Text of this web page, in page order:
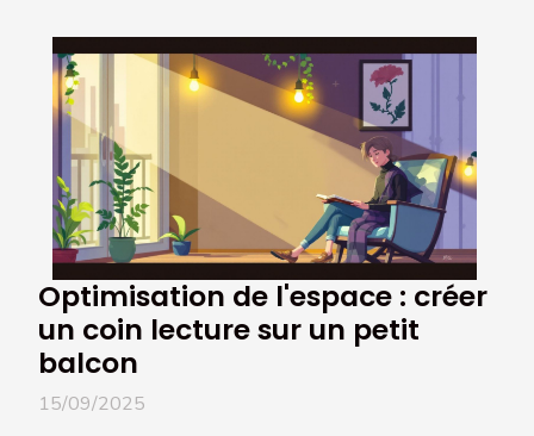
Optimisation de l'espace : créer
un coin lecture sur un petit
balcon
15/09/2025